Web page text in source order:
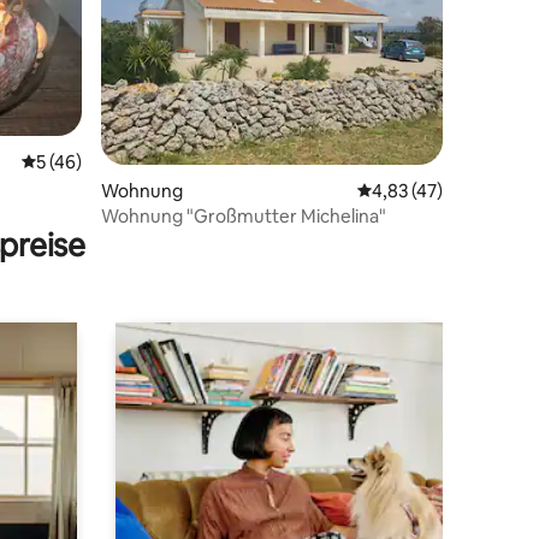
Bewertungen
Durchschnittliche Bewertung: 5 von 5, 46 Bewertungen
5 (46)
Wohnung Durchschnittliche
4,83 (47)
Wohnung "Großmutter Michelina"